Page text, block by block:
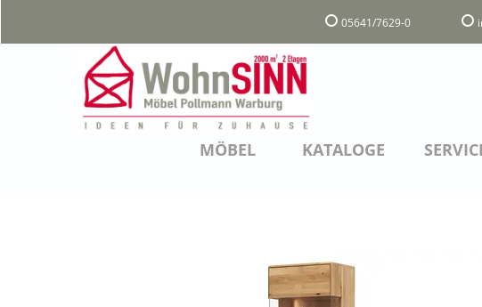
05641/7629-0
MÖBEL KATALOGE